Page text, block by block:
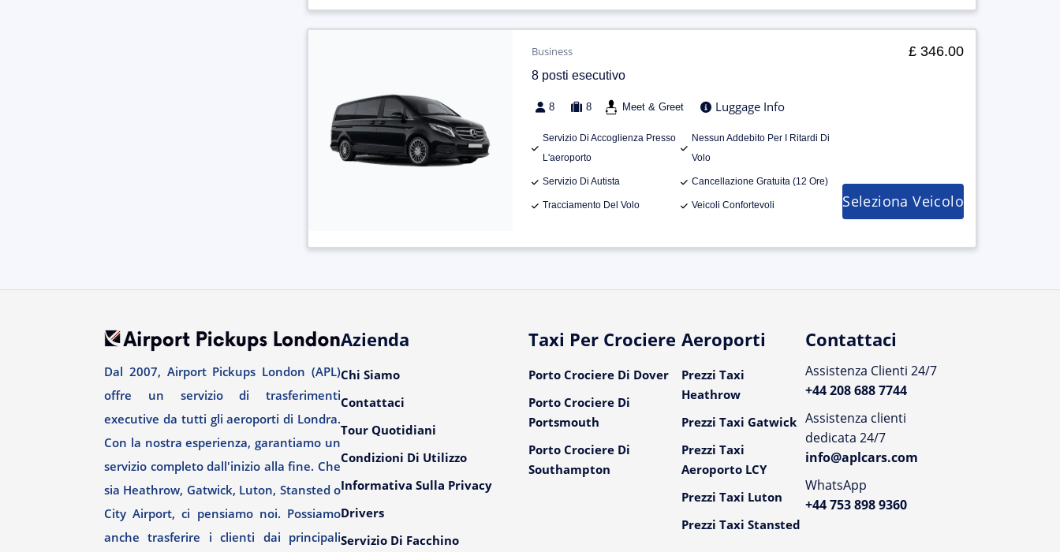
Business
8 posti esecutivo
8 8 Meet & Greet Luggage Info
Servizio Di Accoglienza Presso
L'aeroporto
Nessun Addebito Per I Ritardi Di
Volo
Servizio Di Autista Cancellazione Gratuita (12 Ore)
Tracciamento Del Volo Veicoli Confortevoli
£ 346.00
Seleziona Veicolo
Dal 2007, Airport Pickups London (APL)
offre un servizio di trasferimenti
executive da tutti gli aeroporti di Londra.
Con la nostra esperienza, garantiamo un
servizio completo dall'inizio alla fine. Che
sia Heathrow, Gatwick, Luton, Stansted o
City Airport, ci pensiamo noi. Possiamo
anche trasferire i clienti dai principali
Azienda
Chi Siamo
Contattaci
Tour Quotidiani
Condizioni Di Utilizzo
Informativa Sulla Privacy
Drivers
Servizio Di Facchino
Taxi Per Crociere
Porto Crociere Di Dover
Porto Crociere Di
Portsmouth
Porto Crociere Di
Southampton
Aeroporti
Prezzi Taxi
Heathrow
Prezzi Taxi Gatwick
Prezzi Taxi
Aeroporto LCY
Prezzi Taxi Luton
Prezzi Taxi Stansted
Contattaci
Assistenza Clienti 24/7
+44 208 688 7744
Assistenza clienti
dedicata 24/7
info@aplcars.com
WhatsApp
+44 753 898 9360